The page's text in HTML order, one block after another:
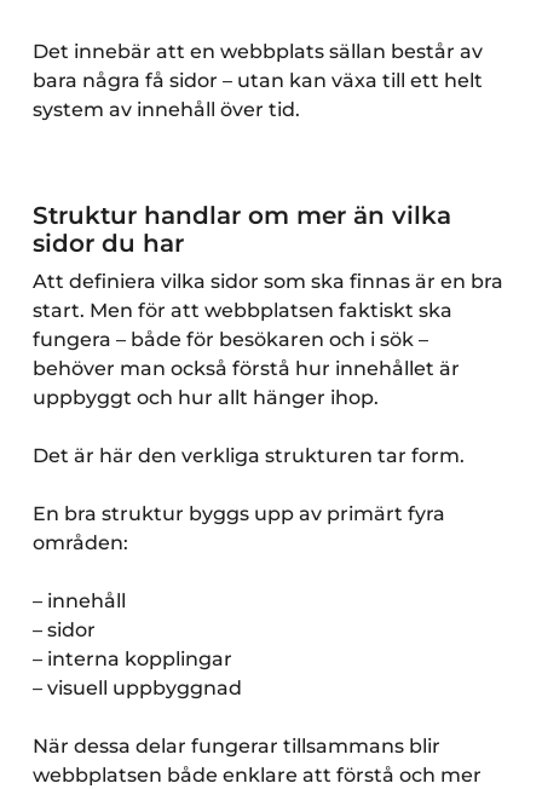
Det innebär att en webbplats sällan består av
bara några få sidor – utan kan växa till ett helt
system av innehåll över tid.
Struktur handlar om mer än vilka
sidor du har
Att definiera vilka sidor som ska finnas är en bra
start. Men för att webbplatsen faktiskt ska
fungera – både för besökaren och i sök –
behöver man också förstå hur innehållet är
uppbyggt och hur allt hänger ihop.
Det är här den verkliga strukturen tar form.
En bra struktur byggs upp av primärt fyra
områden:
– innehåll
– sidor
– interna kopplingar
– visuell uppbyggnad
När dessa delar fungerar tillsammans blir
webbplatsen både enklare att förstå och mer